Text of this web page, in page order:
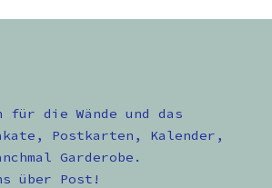
die Wände und das
Postkarten, Kalender,
Garderobe.
über Post!